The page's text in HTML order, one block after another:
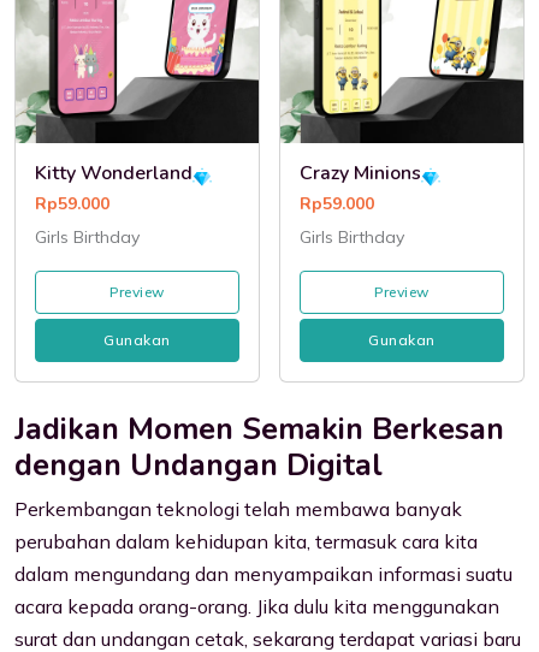
Kitty Wonderland
Rp59.000
Girls Birthday
Preview
Gunakan
Crazy Minions
Rp59.000
Girls Birthday
Preview
Gunakan
Jadikan Momen Semakin Berkesan
dengan Undangan Digital
Perkembangan teknologi telah membawa banyak
perubahan dalam kehidupan kita, termasuk cara kita
dalam mengundang dan menyampaikan informasi suatu
acara kepada orang-orang. Jika dulu kita menggunakan
surat dan undangan cetak, sekarang terdapat variasi baru